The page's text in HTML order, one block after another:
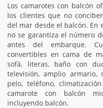
Los camarotes con balcón
los clientes que no
del mar desde el balcón. En
no se garantiza el número
antes del embarque.
convertibles en cama de
sofá, literas, baño con
televisión, amplio armario,
pelo, teléfono,
camarote con balcón
incluyendo balcón.